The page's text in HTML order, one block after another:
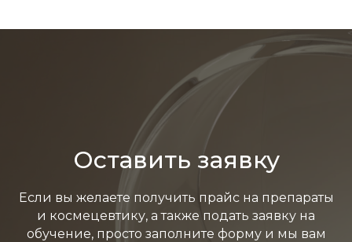
Оставить заявку
Если вы желаете получить прайс на препараты
и космецевтику, а также подать заявку на
обучение, просто заполните форму и мы вам